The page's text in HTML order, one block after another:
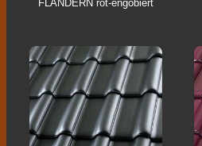
FLANDERN rot-engobiert